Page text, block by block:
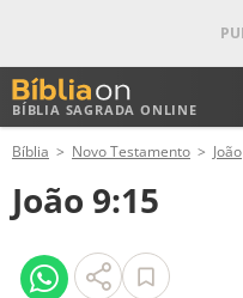
BÍBLIA SAGRADA ONLINE
ANTIGO TESTAMENTO
NOVO TESTAMENTO
VERSÍCULOS
Bíblia Novo Testamento João
João 9:15